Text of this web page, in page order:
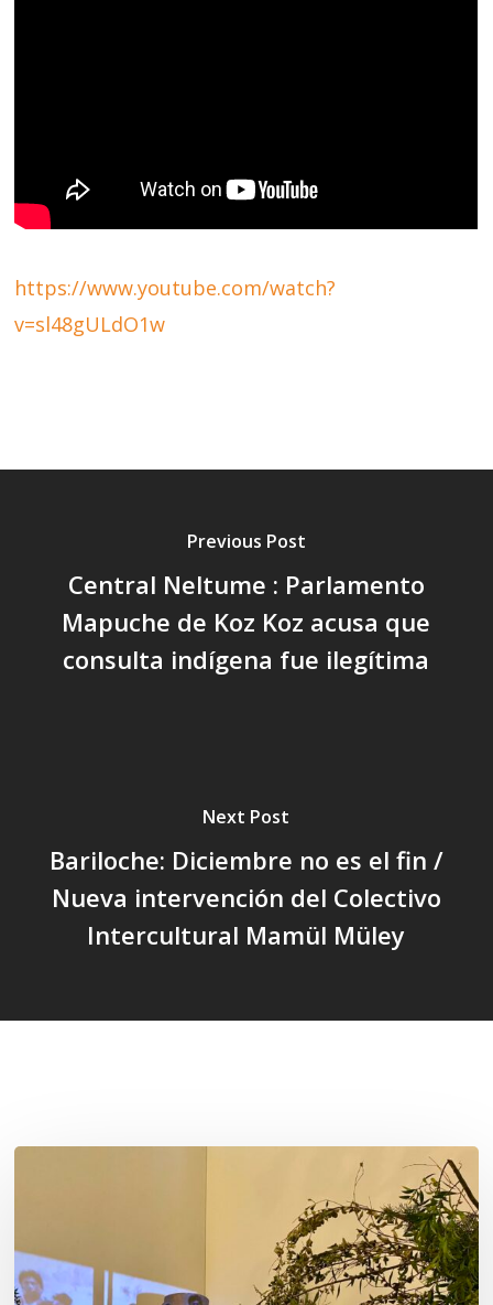
https://www.youtube.com/watch?
v=sl48gULdO1w
Previous Post
Central Neltume : Parlamento
Mapuche de Koz Koz acusa que
consulta indígena fue ilegítima
Next Post
Bariloche: Diciembre no es el fin /
Nueva intervención del Colectivo
Intercultural Mamül Müley
mirar